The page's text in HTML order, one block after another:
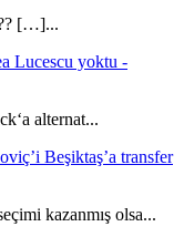
[…]...
Lucescu yoktu -
alternat...
Beşiktaş’a transfer
kazanmış olsa...